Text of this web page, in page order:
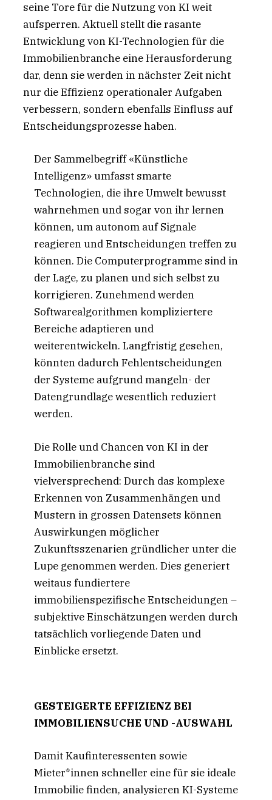
seine Tore für die Nutzung von KI weit
aufsperren. Aktuell stellt die rasante
Entwicklung von KI-Technologien für die
Immobilienbranche eine Herausforderung
dar, denn sie werden in nächster Zeit nicht
nur die Effizienz operationaler Aufgaben
verbessern, sondern ebenfalls Einfluss auf
Entscheidungsprozesse haben.
Der Sammelbegriff «Künstliche
Intelligenz» umfasst smarte
Technologien, die ihre Umwelt bewusst
wahrnehmen und sogar von ihr lernen
können, um autonom auf Signale
reagieren und Entscheidungen treffen zu
können. Die Computerprogramme sind in
der Lage, zu planen und sich selbst zu
korrigieren. Zunehmend werden
Softwarealgorithmen kompliziertere
Bereiche adaptieren und
weiterentwickeln. Langfristig gesehen,
könnten dadurch Fehlentscheidungen
der Systeme aufgrund mangeln- der
Datengrundlage wesentlich reduziert
werden.
Die Rolle und Chancen von KI in der
Immobilienbranche sind
vielversprechend: Durch das komplexe
Erkennen von Zusammenhängen und
Mustern in grossen Datensets können
Auswirkungen möglicher
Zukunftsszenarien gründlicher unter die
Lupe genommen werden. Dies generiert
weitaus fundiertere
immobilienspezifische Entscheidungen –
subjektive Einschätzungen werden durch
tatsächlich vorliegende Daten und
Einblicke ersetzt.
GESTEIGERTE EFFIZIENZ BEI
IMMOBILIENSUCHE UND -AUSWAHL
Damit Kaufinteressenten sowie
Mieter*innen schneller eine für sie ideale
Immobilie finden, analysieren KI-Systeme